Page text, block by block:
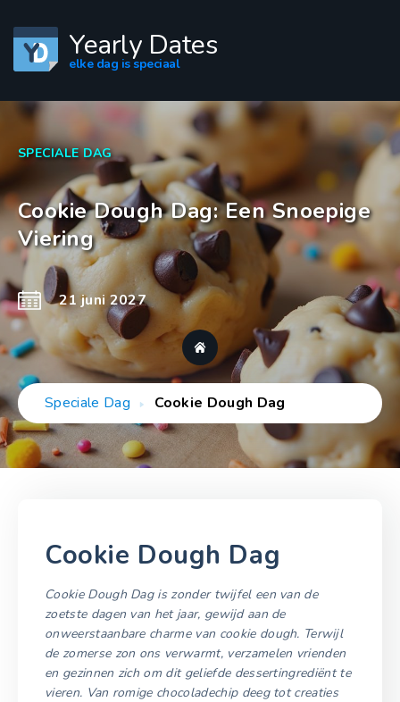
Yearly Dates
elke dag is speciaal
SPECIALE DAG
Cookie Dough Dag: Een Snoepige
Viering
21 juni 2027
Speciale Dag Cookie Dough Dag
Cookie Dough Dag
Cookie Dough Dag is zonder twijfel een van de
zoetste dagen van het jaar, gewijd aan de
onweerstaanbare charme van cookie dough. Terwijl
de zomerse zon ons verwarmt, verzamelen vrienden
en gezinnen zich om dit geliefde dessertingrediënt te
vieren. Van romige chocoladechip deeg tot creaties